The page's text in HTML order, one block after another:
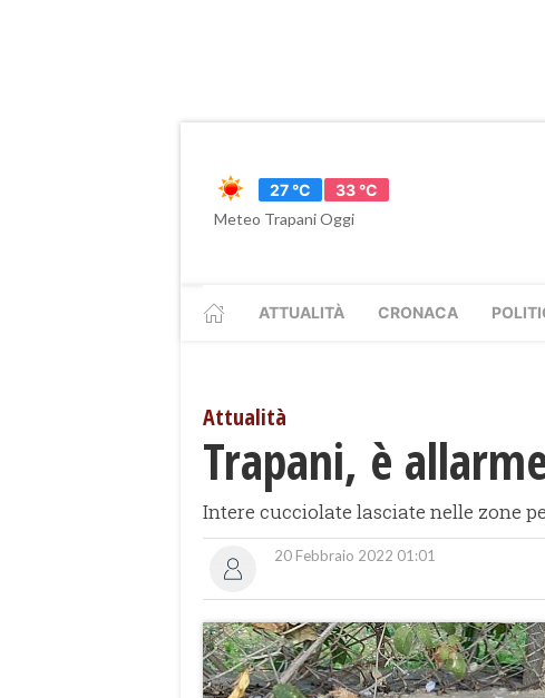
27 °C
33 °C
Meteo Trapani Oggi
ATTUALITÀ CRONACA
Attualità
Trapani, è
Intere cucciolate lasciate nelle zone
20 Febbraio 2022 01:01